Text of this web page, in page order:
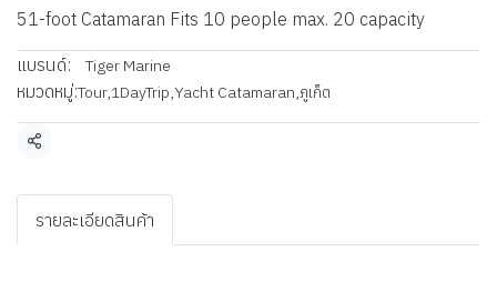
51-foot Catamaran Fits 10 people max. 20 capacity
แบรนด์: Tiger Marine
หมวดหมู่:Tour,1DayTrip,Yacht Catamaran,ภูเก็ต
แชร์
รายละเอียดสินค้า